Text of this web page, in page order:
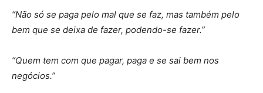
“Não só se paga pelo mal que se faz, mas também pelo
bem que se deixa de fazer, podendo-se fazer.”
“Quem tem com que pagar, paga e se sai bem nos
negócios.”